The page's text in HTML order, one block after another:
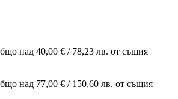
над 40,00 € / 78,23 лв. от същия
над 77,00 € / 150,60 лв. от същия